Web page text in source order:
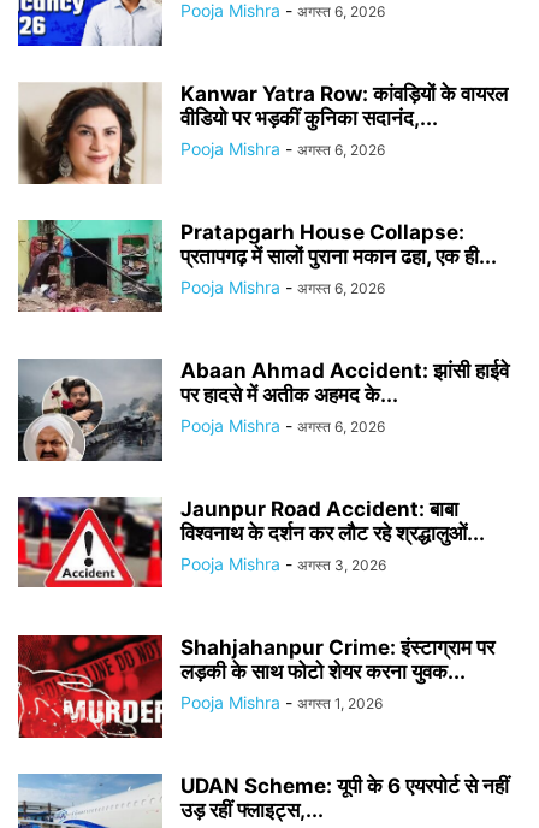
Pooja Mishra - अगस्त 6, 2026
Kanwar Yatra Row: कांवड़ियों के वायरल
वीडियो पर भड़कीं कुनिका सदानंद,...
Pooja Mishra - अगस्त 6, 2026
Pratapgarh House Collapse:
प्रतापगढ़ में सालों पुराना मकान ढहा, एक ही...
Pooja Mishra - अगस्त 6, 2026
Abaan Ahmad Accident: झांसी हाईवे
पर हादसे में अतीक अहमद के...
Pooja Mishra - अगस्त 6, 2026
Jaunpur Road Accident: बाबा
विश्वनाथ के दर्शन कर लौट रहे श्रद्धालुओं...
Pooja Mishra - अगस्त 3, 2026
Shahjahanpur Crime: इंस्टाग्राम पर
लड़की के साथ फोटो शेयर करना युवक...
Pooja Mishra - अगस्त 1, 2026
UDAN Scheme: यूपी के 6 एयरपोर्ट से नहीं
उड़ रहीं फ्लाइट्स,...